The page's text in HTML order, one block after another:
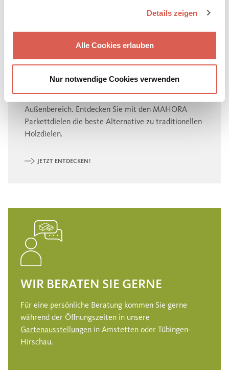
Details zeigen
Alle Cookies erlauben
Nur notwendige Cookies verwenden
VERSTEINERTES HOLZ
Außenbereich. Entdecken Sie mit den MAHORA
Parkettdielen die beste Alternative zu traditionellen
Holzdielen.
JETZT ENTDECKEN!
WIR BERATEN SIE GERNE
Für eine persönliche Beratung kommen Sie gerne
während der Öffnungszeiten in unsere
Gartenausstellungen in Amstetten oder Tübingen-
Hirschau.